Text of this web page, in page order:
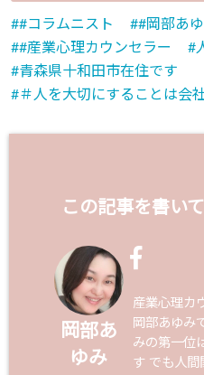
#コラムニスト
#岡部あ
#産業心理カウンセラー
青森県十和田市在住です
＃人を大切にすることは会
この記事を書い
岡部あ
ゆみ
産業心理カ
岡部あゆ
みの第一位
す でも人間